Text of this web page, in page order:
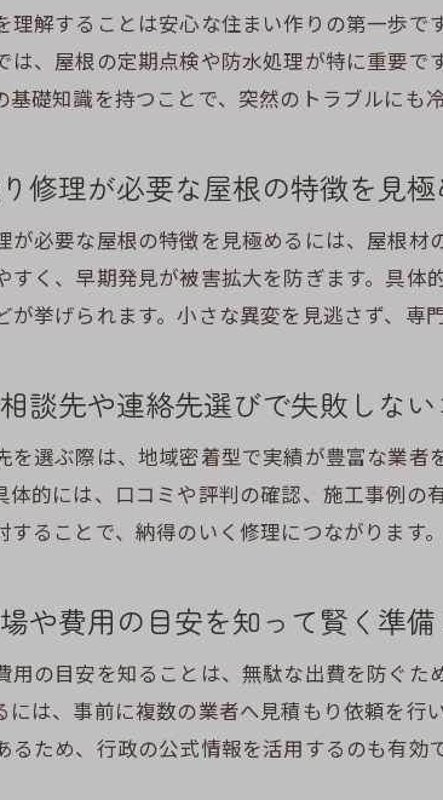
防水性を高める
静岡市の気候に
雨漏り修理の際
雨漏り修理なら静岡市
静岡市の雨量や
雨漏り修理で考
静岡市で頻発する
気候に適した雨漏
静岡市の天候変
雨漏り修理の適切な
雨漏り修理が必
雨漏り修理を早め
急な雨漏りに備
静岡市の気象と連
理解することは安心な住まい作りの第一歩
は、屋根の定期点検や防水処理が特に重要
基礎知識を持つことで、突然のトラブルにも
修理が必要な屋根の特徴を見
が必要な屋根の特徴を見極めるには、屋根
すく、早期発見が被害拡大を防ぎます。具
が挙げられます。小さな異変を見逃さず、専
談先や連絡先選びで失敗しない
を選ぶ際は、地域密着型で実績が豊富な業
体的には、口コミや評判の確認、施工事例
することで、納得のいく修理につながります。
や費用の目安を知って賢く準備
用の目安を知ることは、無駄な出費を防ぐ
には、事前に複数の業者へ見積もり依頼を
るため、行政の公式情報を活用するのも有効で